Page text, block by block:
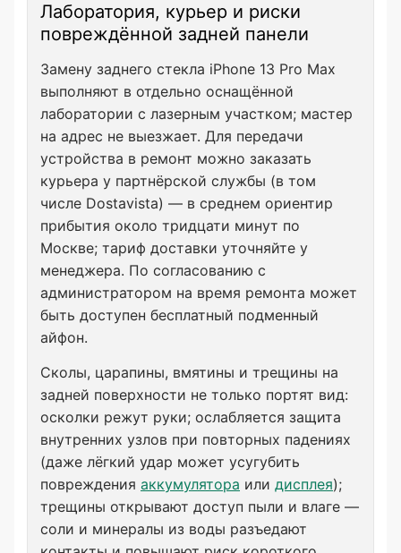
Лаборатория, курьер и риски
повреждённой задней панели
Замену заднего стекла iPhone 13 Pro Max
выполняют в отдельно оснащённой
лаборатории с лазерным участком; мастер
на адрес не выезжает. Для передачи
устройства в ремонт можно заказать
курьера у партнёрской службы (в том
числе Dostavista) — в среднем ориентир
прибытия около тридцати минут по
Москве; тариф доставки уточняйте у
менеджера. По согласованию с
администратором на время ремонта может
быть доступен бесплатный подменный
айфон.
Сколы, царапины, вмятины и трещины на
задней поверхности не только портят вид:
осколки режут руки; ослабляется защита
внутренних узлов при повторных падениях
(даже лёгкий удар может усугубить
повреждения аккумулятора или дисплея);
трещины открывают доступ пыли и влаге —
соли и минералы из воды разъедают